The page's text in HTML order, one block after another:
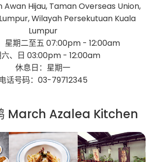
Awan Hijau, Taman Overseas Union,
Wilayah Persekutuan Kuala
Lumpur
星期二至五 07:00pm - 12:00am
六、日 03:00pm - 12:00am
休息日：星期一
电话号码：03-79712345
March Azalea Kitchen